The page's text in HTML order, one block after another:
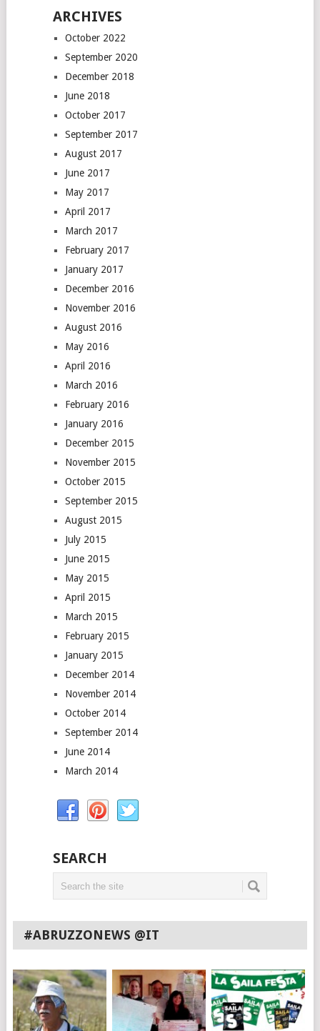
ARCHIVES
October 2022
September 2020
December 2018
June 2018
October 2017
September 2017
August 2017
June 2017
May 2017
April 2017
March 2017
February 2017
January 2017
December 2016
November 2016
August 2016
May 2016
April 2016
March 2016
February 2016
January 2016
December 2015
November 2015
October 2015
September 2015
August 2015
July 2015
June 2015
May 2015
April 2015
March 2015
February 2015
January 2015
December 2014
November 2014
October 2014
September 2014
June 2014
March 2014
SEARCH
#ABRUZZONEWS @IT